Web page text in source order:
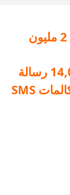
2 مليون
14,000,000 رسالة